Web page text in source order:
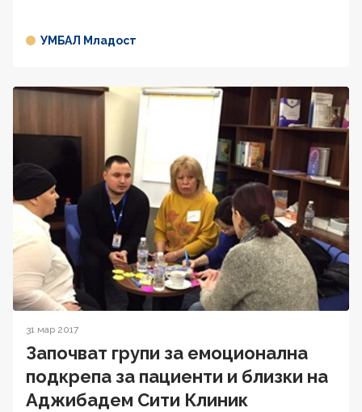
УМБАЛ Младост
31 мар 2017
Започват групи за емоционална
подкрепа за пациенти и близки на
Аджибадем Сити Клиник